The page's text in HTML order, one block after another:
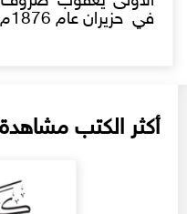
في حزيران عام 1876م
أكثر الكتب مشاهدة